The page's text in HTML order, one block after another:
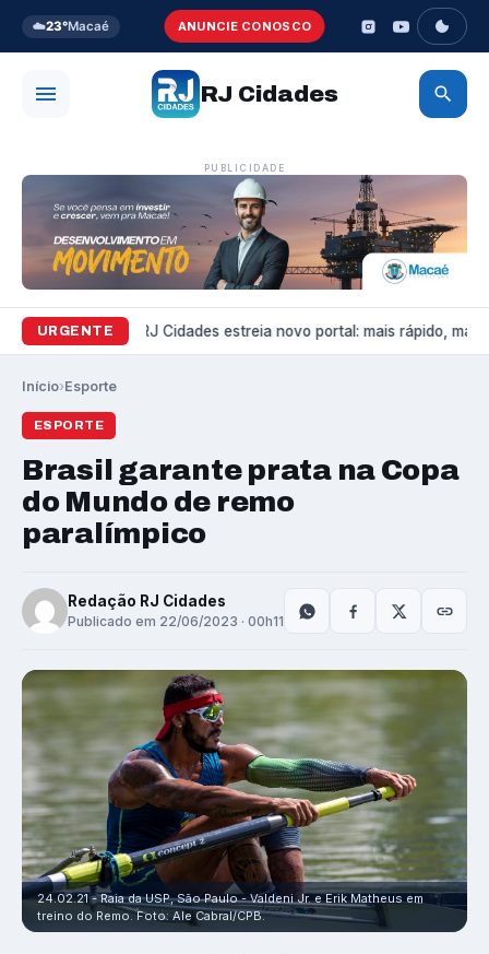
☁️23°Macaé ANUNCIE CONOSCO
RJ Cidades
PUBLICIDADE
URGENTE
Variedades RJ Cidades estreia novo portal: mais rápido, mais
Início›Esporte
ESPORTE
Brasil garante prata na Copa
do Mundo de remo
paralímpico
Redação RJ Cidades
Publicado em 22/06/2023 · 00h11
24.02.21 - Raia da USP, São Paulo - Valdeni Jr. e Erik Matheus em
treino do Remo. Foto: Ale Cabral/CPB.